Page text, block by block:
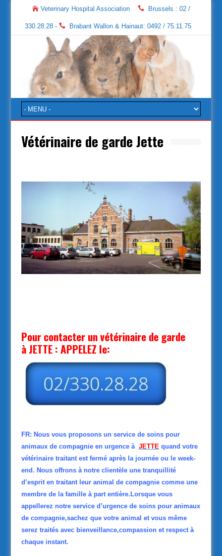
Veterinary Hospital Association Brussels : 02 /
330.28.28 - Brabant Wallon & Hainaut: 0492 / 75.11.75
Vétérinaire de garde Jette
http://www.canisfelis.be/
http://
http://www.veterinairepeters.be/
http://veterinaireleysens.be/
http://veterinaire-veearts-
vanlierde.be/
Pour contacter un vétérinaire de garde
à JETTE : APPELEZ le:
FR: Nous vous proposons un service de soins pour
animaux de compagnie en urgence à JETTE quand votre
vétérinaire traitant est fermé après la journée ou le week-
end. Nous offrons à notre clientèle une tranquillité
d’esprit en traitant leur animal de compagnie comme une
membre de la famille à part entière.Lorsque vous
appellerez notre service d’urgence de soins pour animaux
de compagnie,sachez que votre animal et vous même
serez traités avec bienveillance,compassion et respect à
chaque instant.